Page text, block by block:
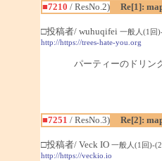
■7210 / ResNo.2) Re[1]:
□投稿者/ wuhuqifei 一般人(1回
http://https://trees-hate-you.org
パーティーのドリン
■7251 / ResNo.3) Re[2]:
□投稿者/ Veck IO 一般人(1回)-
http://https://veckio.io